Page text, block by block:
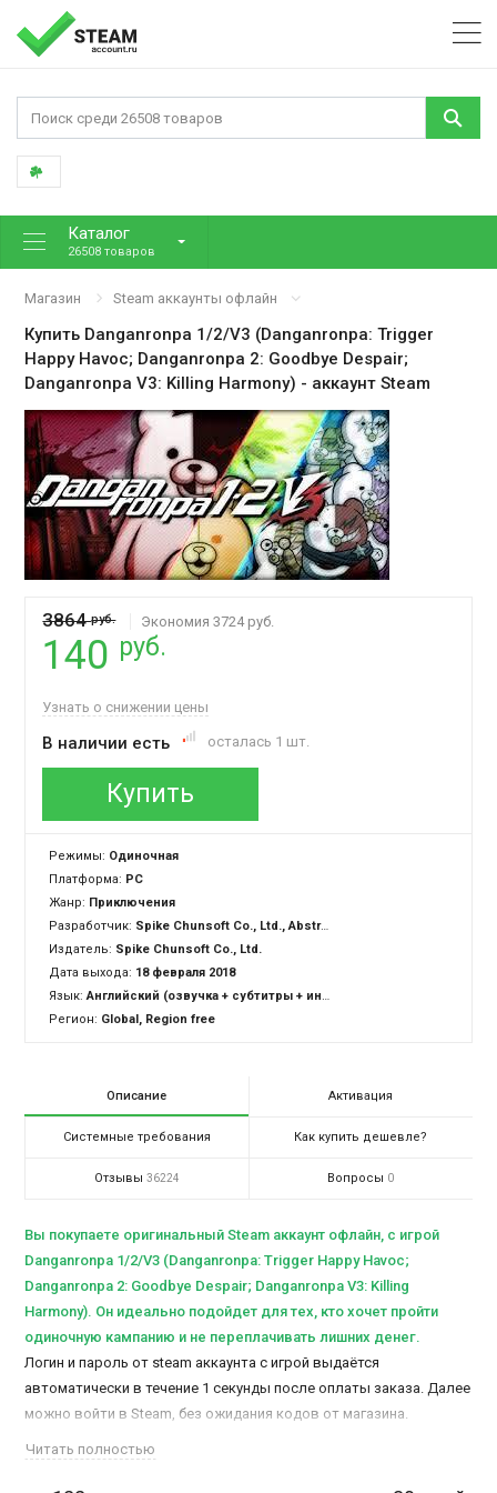
Каталог
26508 товаров
Магазин Steam аккаунты офлайн
Купить Danganronpa 1/2/V3 (Danganronpa: Trigger
Happy Havoc; Danganronpa 2: Goodbye Despair;
Danganronpa V3: Killing Harmony) - аккаунт Steam
3864руб. Экономия 3724 руб.
140 руб.
Узнать о снижении цены
В наличии есть осталась 1 шт.
Купить
Режимы: Одиночная
Платформа: PC
Жанр: Приключения
Разработчик: Spike Chunsoft Co., Ltd., Abstraction Games
Издатель: Spike Chunsoft Co., Ltd.
Дата выхода: 18 февраля 2018
Язык:Английский (озвучка + субтитры + интерфейс)
Регион: Global, Region free
Описание Активация
Системные требования Как купить дешевле?
Отзывы 36224 Вопросы 0
Вы покупаете оригинальный Steam аккаунт офлайн, c игрой
Danganronpa 1/2/V3 (Danganronpa: Trigger Happy Havoc;
Danganronpa 2: Goodbye Despair; Danganronpa V3: Killing
Harmony). Он идеально подойдет для тех, кто хочет пройти
одиночную кампанию и не переплачивать лишних денег.
Логин и пароль от steam аккаунта с игрой выдаётся
автоматически в течение 1 секунды после оплаты заказа. Далее
можно войти в Steam, без ожидания кодов от магазина.
Havoc; Danganronpa 2: Goodbye Despair; Danganronpa V3: Killing
Читать полностью